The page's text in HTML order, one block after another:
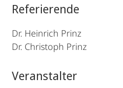
Referierende
Dr. Heinrich Prinz
Dr. Christoph Prinz
Veranstalter